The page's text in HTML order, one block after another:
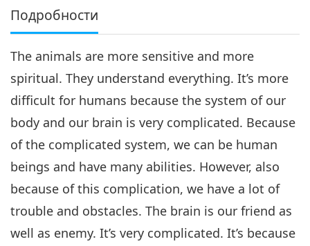
Подробности
The animals are more sensitive and more
spiritual. They understand everything. It’s more
difficult for humans because the system of our
body and our brain is very complicated. Because
of the complicated system, we can be human
beings and have many abilities. However, also
because of this complication, we have a lot of
trouble and obstacles. The brain is our friend as
well as enemy. It’s very complicated. It’s because